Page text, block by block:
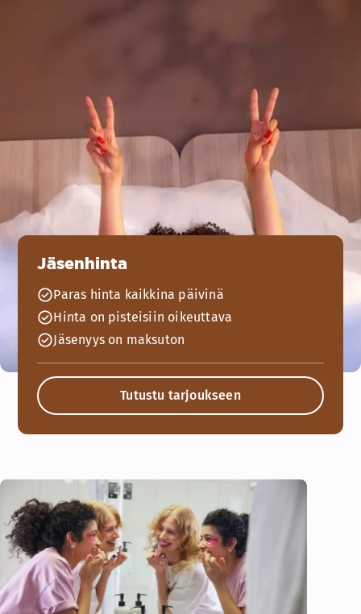
Jäsenhinta
Paras hinta kaikkina päivinä
Hinta on pisteisiin oikeuttava
Jäsenyys on maksuton
Tutustu tarjoukseen